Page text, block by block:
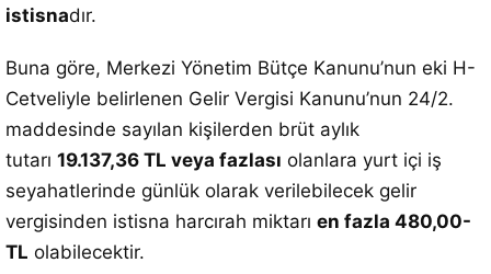
istisnadır.
Buna göre, Merkezi Yönetim Bütçe Kanunu’nun eki H-
Cetveliyle belirlenen Gelir Vergisi Kanunu’nun 24/2.
maddesinde sayılan kişilerden brüt aylık
tutarı 19.137,36 TL veya fazlası olanlara yurt içi iş
seyahatlerinde günlük olarak verilebilecek gelir
vergisinden istisna harcırah miktarı en fazla 480,00-
TL olabilecektir.